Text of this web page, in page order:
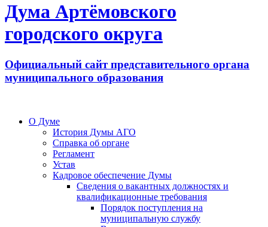
Дума Артёмовского
городского округа
Официальный сайт представительного органа
муниципального образования
О Думе
История Думы АГО
Справка об органе
Регламент
Устав
Кадровое обеспечение Думы
Сведения о вакантных должностях и
квалификационные требования
Порядок поступления на
муниципальную службу